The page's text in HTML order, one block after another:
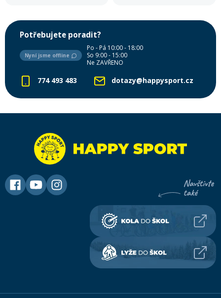
Potřebujete poradit?
Nyní jsme offline
Po - Pá 10:00 - 18:00
So 9:00 - 15:00
Ne ZAVŘENO
774 493 483 dotazy@happysport.cz